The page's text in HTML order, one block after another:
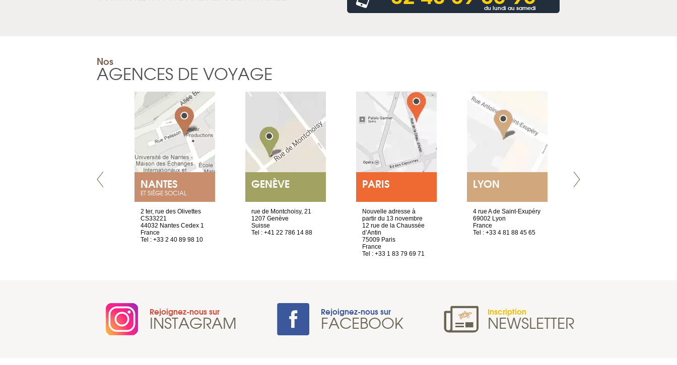
du lundi au samedi
Nos
AGENCES DE VOYAGE
NANTES
ET SIÈGE SOCIAL
2 ter, rue des Olivettes
CS33221
44032 Nantes Cedex 1
France
Tel : +33 2 40 89 98 10
GENÈVE
rue de Montchoisy, 21
1207 Genève
Suisse
Tel : +41 22 786 14 88
PARIS
Nouvelle adresse à
partir du 13 novembre
12 rue de la Chaussée
d’Antin
75009 Paris
France
Tel : +33 1 83 79 69 71
LYON
4 rue A de Saint-Exupéry
69002 Lyon
France
Tel : +33 4 81 88 45 65
Rejoignez-nous sur
INSTAGRAM Rejoignez-nous sur
FACEBOOK Inscription
NEWSLETTER